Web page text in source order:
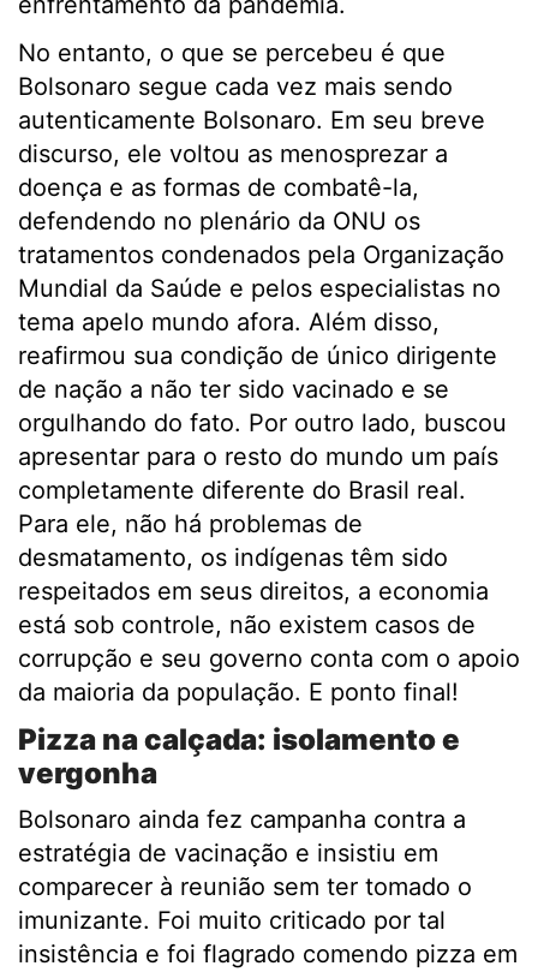
No entanto, o que se percebeu é que
Bolsonaro segue cada vez mais sendo
autenticamente Bolsonaro. Em seu breve
discurso, ele voltou as menosprezar a
doença e as formas de combatê-la,
defendendo no plenário da ONU os
tratamentos condenados pela Organização
Mundial da Saúde e pelos especialistas no
tema apelo mundo afora. Além disso,
reafirmou sua condição de único dirigente
de nação a não ter sido vacinado e se
orgulhando do fato. Por outro lado, buscou
apresentar para o resto do mundo um país
completamente diferente do Brasil real.
Para ele, não há problemas de
desmatamento, os indígenas têm sido
respeitados em seus direitos, a economia
está sob controle, não existem casos de
corrupção e seu governo conta com o apoio
da maioria da população. E ponto final!
Pizza na calçada: isolamento e
vergonha
Bolsonaro ainda fez campanha contra a
estratégia de vacinação e insistiu em
comparecer à reunião sem ter tomado o
imunizante. Foi muito criticado por tal
insistência e foi flagrado comendo pizza em